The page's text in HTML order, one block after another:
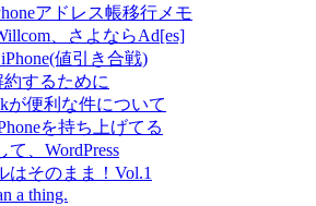
アドレス帳移行メモ
、さよならAd[es]
値引き合戦)
約するために
が便利な件について
を持ち上げてる
て、WordPress
はそのまま！Vol.1
a thing.